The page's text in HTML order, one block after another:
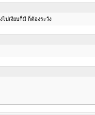
ปเงียบก็มี ก็ต้องระวัง